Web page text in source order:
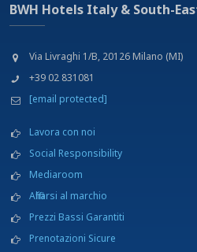
BWH Hotels Italy & South-
Via Livraghi 1/B, 20126 Milano (MI)
+39 02 831081
[email protected]
Lavora con noi
Social Responsibility
Mediaroom
Affiliarsi al marchio
Prezzi Bassi Garantiti
Prenotazioni Sicure